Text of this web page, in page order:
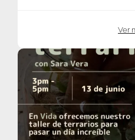
Ver